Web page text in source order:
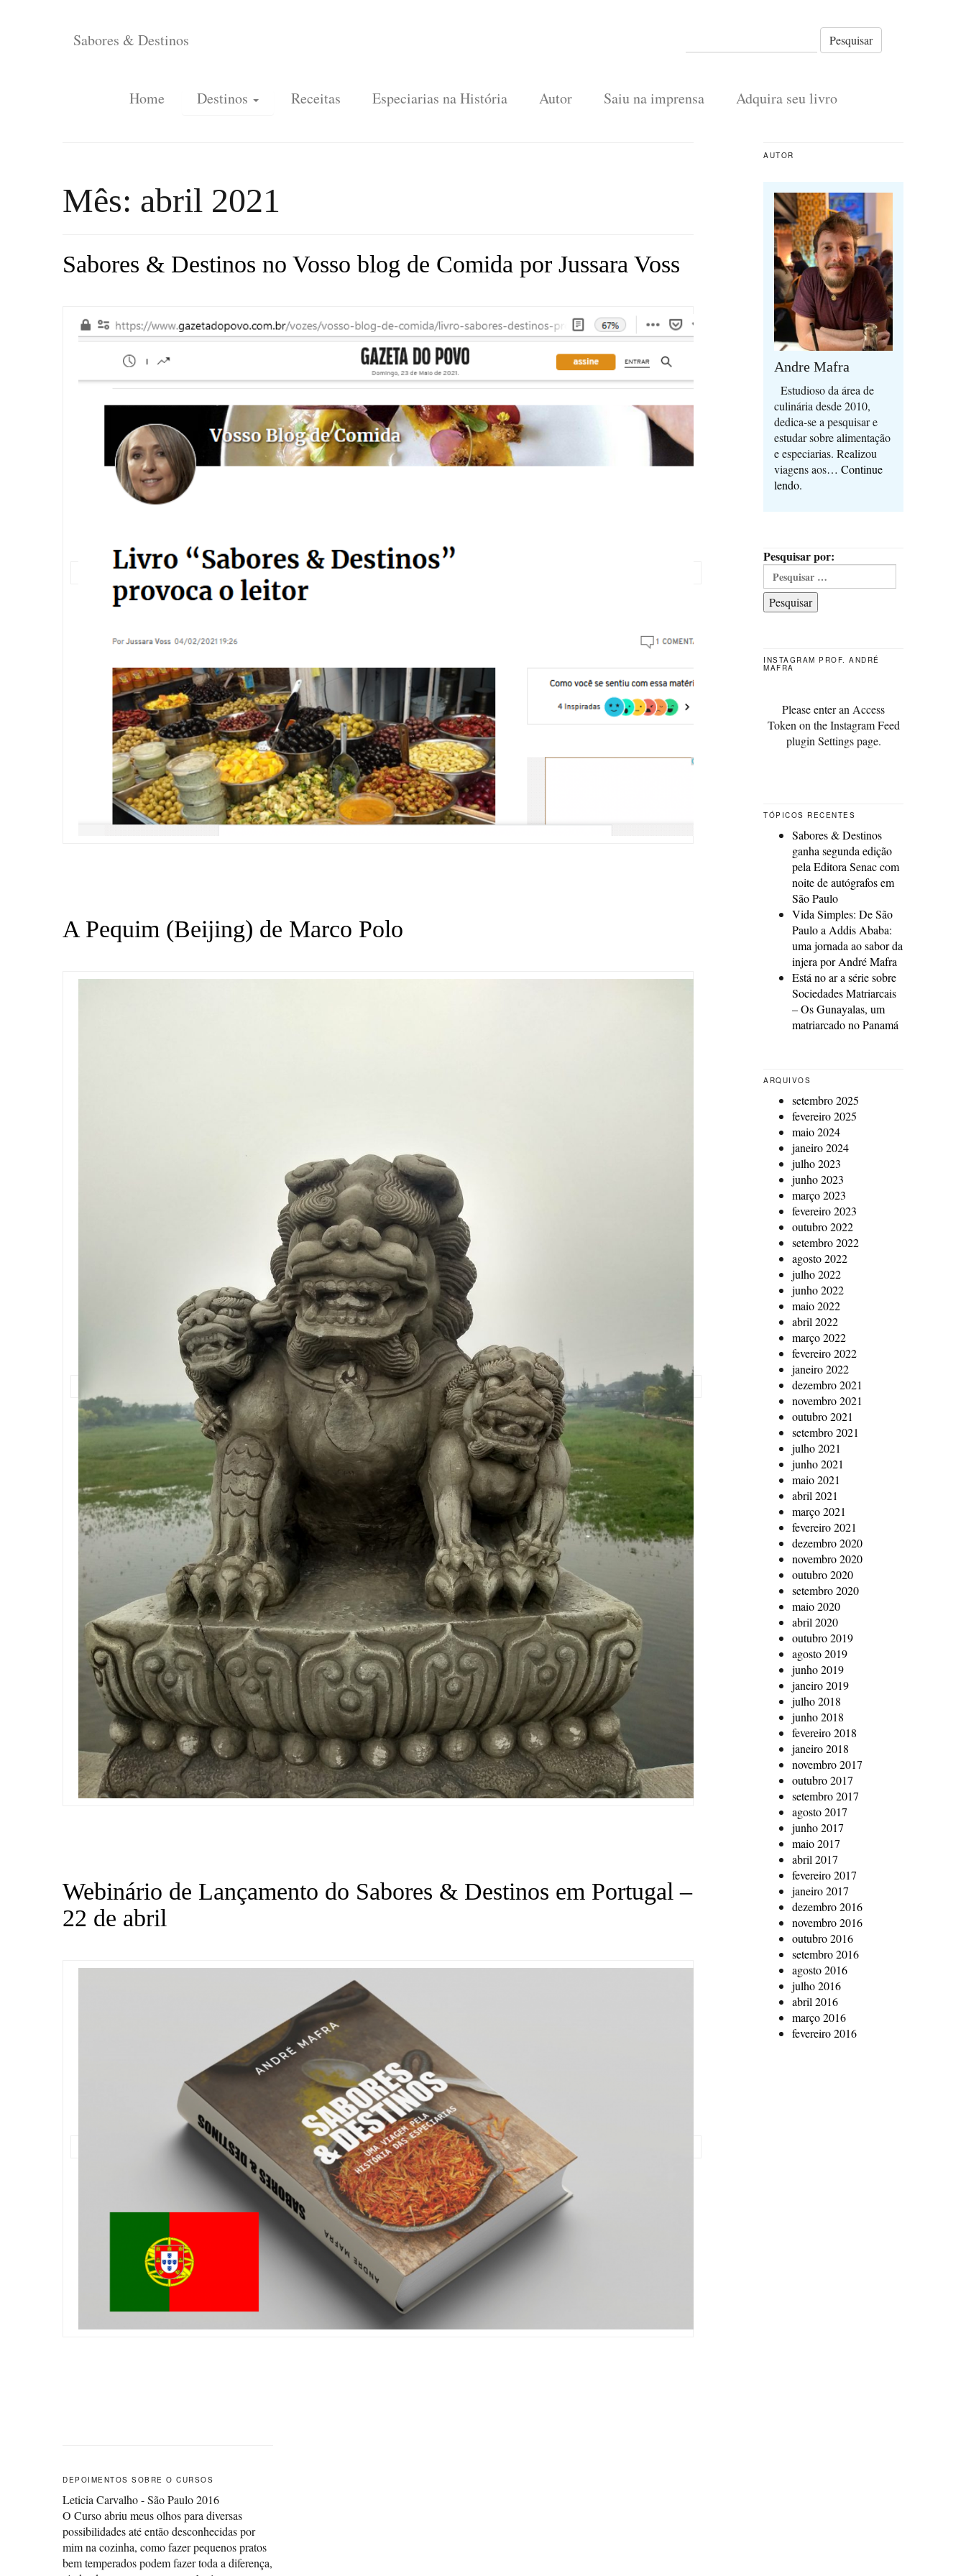
Sabores & Destinos
Home Destinos Receitas Especiarias na História Autor Saiu na imprensa Adquira seu livro
Pesquisar
Mês: abril 2021
Sabores & Destinos no Vosso blog de Comida por Jussara Voss
A Pequim (Beijing) de Marco Polo
Webinário de Lançamento do Sabores & Destinos em Portugal –
22 de abril
AUTOR
Andre Mafra
Estudioso da área de
culinária desde 2010,
dedica-se a pesquisar e
estudar sobre alimentação
e especiarias. Realizou
viagens aos… Continue
lendo.
Pesquisar por:
Pesquisar
INSTAGRAM PROF. ANDRÉ
MAFRA
Please enter an Access
Token on the Instagram Feed
plugin Settings page.
TÓPICOS RECENTES
Sabores & Destinos
ganha segunda edição
pela Editora Senac com
noite de autógrafos em
São Paulo
Vida Simples: De São
Paulo a Addis Ababa:
uma jornada ao sabor da
injera por André Mafra
Está no ar a série sobre
Sociedades Matriarcais
– Os Gunayalas, um
matriarcado no Panamá
ARQUIVOS
setembro 2025
fevereiro 2025
maio 2024
janeiro 2024
julho 2023
junho 2023
março 2023
fevereiro 2023
outubro 2022
setembro 2022
agosto 2022
julho 2022
junho 2022
maio 2022
abril 2022
março 2022
fevereiro 2022
janeiro 2022
dezembro 2021
novembro 2021
outubro 2021
setembro 2021
julho 2021
junho 2021
maio 2021
abril 2021
março 2021
fevereiro 2021
dezembro 2020
novembro 2020
outubro 2020
setembro 2020
maio 2020
abril 2020
outubro 2019
agosto 2019
junho 2019
janeiro 2019
julho 2018
junho 2018
fevereiro 2018
janeiro 2018
novembro 2017
outubro 2017
setembro 2017
agosto 2017
junho 2017
maio 2017
abril 2017
fevereiro 2017
janeiro 2017
dezembro 2016
novembro 2016
outubro 2016
setembro 2016
agosto 2016
julho 2016
abril 2016
março 2016
fevereiro 2016
DEPOIMENTOS SOBRE O CURSOS
Leticia Carvalho - São Paulo 2016
O Curso abriu meus olhos para diversas
possibilidades até então desconhecidas por
mim na cozinha, como fazer pequenos pratos
bem temperados podem fazer toda a diferença,